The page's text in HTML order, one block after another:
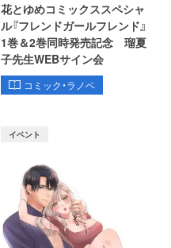
花とゆめコミックススペシャ
ル『フレンドガールフレンド』
1巻＆2巻同時発売記念 瑠夏
子先生WEBサイン会
コミック・ラノベ
イベント